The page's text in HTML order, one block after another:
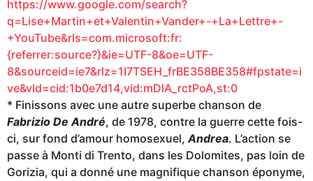
https://www.google.com/search?
q=Lise+Martin+et+Valentin+Vander+-+La+Lettre+-
+YouTube&rls=com.microsoft:fr:
{referrer:source?}&ie=UTF-8&oe=UTF-
8&sourceid=ie7&rlz=1I7TSEH_frBE358BE358#fpstate=i
ve&vld=cid:1b0e7d14,vid:mDlA_rctPoA,st:0
* Finissons avec une autre superbe chanson de
Fabrizio De André, de 1978, contre la guerre cette fois-
ci, sur fond d’amour homosexuel, Andrea. L’action se
passe à Monti di Trento, dans les Dolomites, pas loin de
Gorizia, qui a donné une magnifique chanson éponyme,